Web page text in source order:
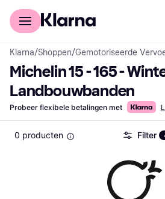
Voor shoppers
Klarna/Shoppen/Gemotoriseerde
Michelin 15 - 165 -
Landbouwbanden
Probeer flexibele betalingen met
0 producten Filter